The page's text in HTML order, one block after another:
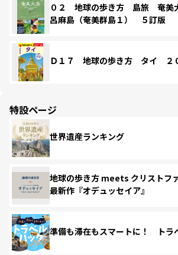
０２ 地球の歩き方 島旅 奄
呂麻島（奄美群島１） ５訂版
Ｄ１７ 地球の歩き方 タイ ２
特設ページ
世界遺産ランキング
地球の歩き方 meets クリストフ
最新作『オデュッセイア』
準備も滞在もスマートに！ トラ